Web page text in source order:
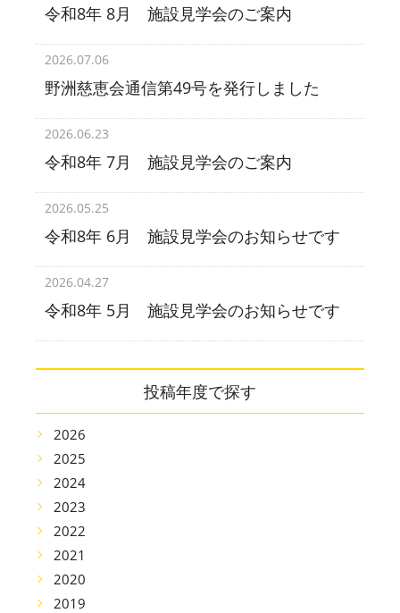
令和8年 8月 施設見学会のご案内
2026.07.06
野洲慈恵会通信第49号を発行しました
2026.06.23
令和8年 7月 施設見学会のご案内
2026.05.25
令和8年 6月 施設見学会のお知らせです
2026.04.27
令和8年 5月 施設見学会のお知らせです
投稿年度で探す
2026
2025
2024
2023
2022
2021
2020
2019